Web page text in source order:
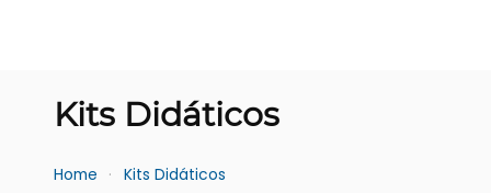
Kits Didáticos
Home Kits Didáticos